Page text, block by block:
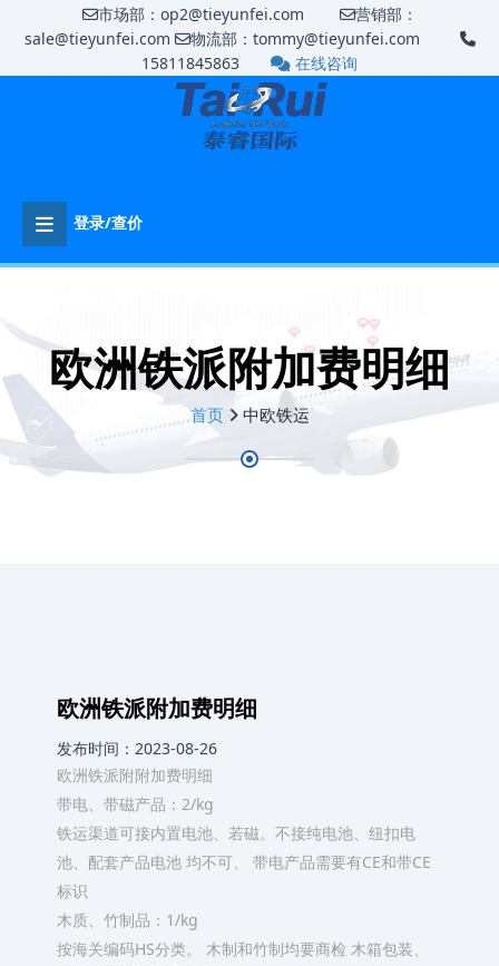
市场部：op2@tieyunfei.com
营销部：
sale@tieyunfei.com
物流部：tommy@tieyunfei.com
15811845863
在线咨询
登录/查价
欧洲铁派附加费明细
首页 中欧铁运
欧洲铁派附加费明细
发布时间：2023-08-26
欧洲铁派附附加费明细
带电、带磁产品：2/kg
铁运渠道可接内置电池、若磁。不接纯电池、纽扣电
池、配套产品电池 均不可、 带电产品需要有CE和带CE
标识
木质、竹制品：1/kg
按海关编码HS分类。 木制和竹制均要商检 木箱包装、